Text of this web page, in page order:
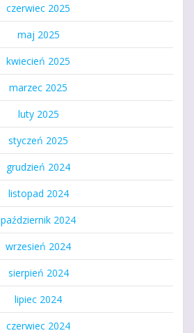
czerwiec 2025
maj 2025
kwiecień 2025
marzec 2025
luty 2025
styczeń 2025
grudzień 2024
listopad 2024
październik 2024
wrzesień 2024
sierpień 2024
lipiec 2024
czerwiec 2024